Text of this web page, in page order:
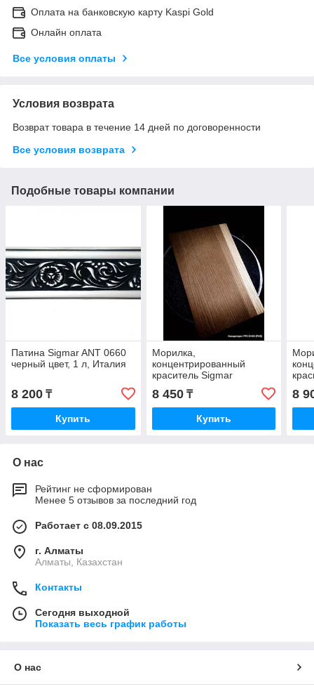
Оплата на банковскую карту Kaspi Gold
Онлайн оплата
Все условия оплаты
Условия возврата
Возврат товара в течение 14 дней по договоренности
Все условия возврата
Подобные товары компании
Патина Sigmar ANT 0660
черный цвет, 1 л, Италия
8 200 ₸
Купить
Морилка,
концентрированный
краситель Sigmar
PPS0448 P43, 1 литр,
Италия
8 450₸
Купить
8
О нас
Рейтинг не сформирован
Менее 5 отзывов за последний год
Работает с 08.09.2015
г. Алматы
Алматы, Казахстан
Контакты
Сегодня выходной
Показать весь график работы
О нас